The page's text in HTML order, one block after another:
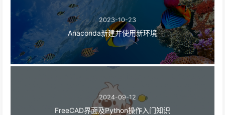
2023-10-23
Anaconda新建并使用新环境
2024-09-12
FreeCAD界面及Python操作入门知识